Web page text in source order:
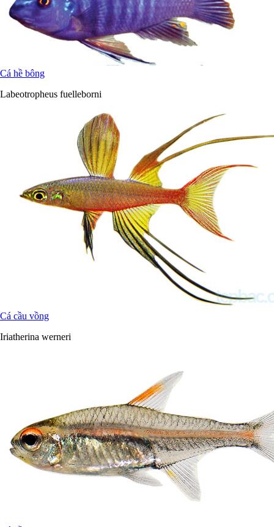
Cá hề bông
Labeotropheus fuelleborni
Cá cầu vồng
Iriatherina werneri